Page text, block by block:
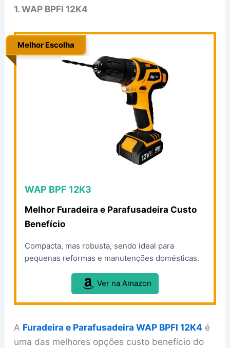
1. WAP BPFI 12K4
Melhor Escolha
.
WAP BPF 12K3
Melhor Furadeira e Parafusadeira Custo
Benefício
Compacta, mas robusta, sendo ideal para
pequenas reformas e manutenções domésticas.
Ver na Amazon
A Furadeira e Parafusadeira WAP BPFI 12K4 é
uma das melhores opções custo benefício do